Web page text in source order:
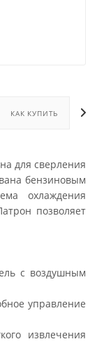
КАК КУПИТЬ
для сверления
бензиновым
охлаждения
позволяет
с воздушным
управление
извлечения